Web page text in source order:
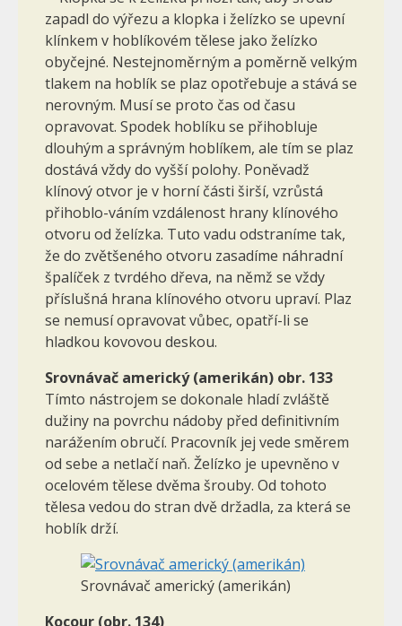
zapadl do výřezu a klopka i želízko se upevní
klínkem v hoblíkovém tělese jako želízko
obyčejné. Nestejnoměrným a poměrně velkým
tlakem na hoblík se plaz opotřebuje a stává se
nerovným. Musí se proto čas od času
opravovat. Spodek hoblíku se přihobluje
dlouhým a správným hoblíkem, ale tím se plaz
dostává vždy do vyšší polohy. Poněvadž
klínový otvor je v horní části širší, vzrůstá
přihoblo-váním vzdálenost hrany klínového
otvoru od želízka. Tuto vadu odstraníme tak,
že do zvětšeného otvoru zasadíme náhradní
špalíček z tvrdého dřeva, na němž se vždy
příslušná hrana klínového otvoru upraví. Plaz
se nemusí opravovat vůbec, opatří-li se
hladkou kovovou deskou.
Srovnávač americký (amerikán) obr. 133
Tímto nástrojem se dokonale hladí zvláště
dužiny na povrchu nádoby před definitivním
narážením obručí. Pracovník jej vede směrem
od sebe a netlačí naň. Želízko je upevněno v
ocelovém tělese dvěma šrouby. Od tohoto
tělesa vedou do stran dvě držadla, za která se
hoblík drží.
Srovnávač americký (amerikán)
Kocour (obr. 134)